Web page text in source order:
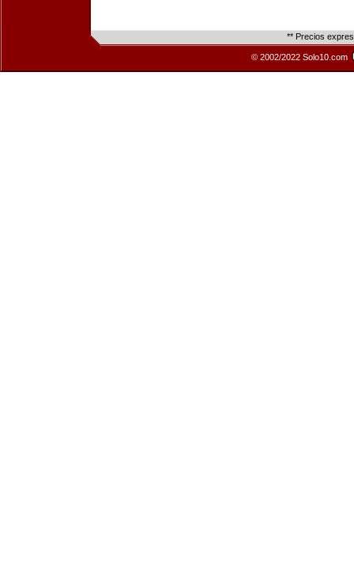
** Precios
© 2002/2022 Solo10.com